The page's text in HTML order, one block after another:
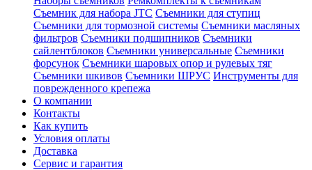
Съемник для набора JTC Съемники для ступиц
Съемники для тормозной системы Съемники масляных
фильтров Съемники подшипников Съемники
сайлентблоков Съемники универсальные Съемники
форсунок Съемники шаровых опор и рулевых тяг
Съемники шкивов Съемники ШРУС Инструменты для
поврежденного крепежа
О компании
Контакты
Как купить
Условия оплаты
Доставка
Сервис и гарантия